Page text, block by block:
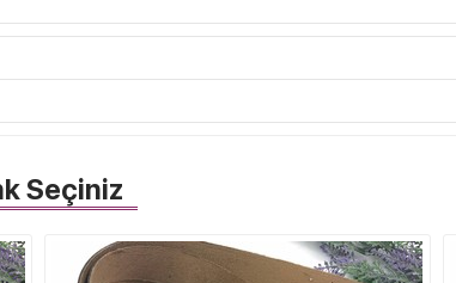
Seçiniz